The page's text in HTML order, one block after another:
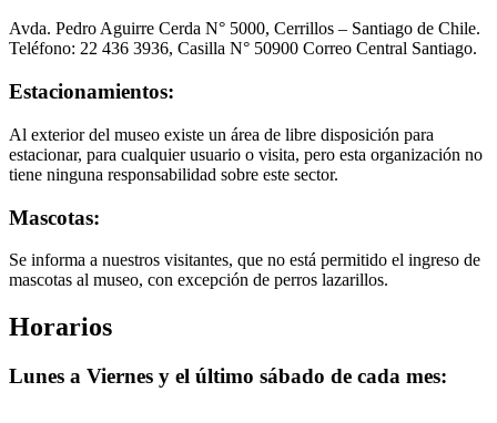
Avda. Pedro Aguirre Cerda N° 5000, Cerrillos – Santiago de Chile.
Teléfono: 22 436 3936, Casilla N° 50900 Correo Central Santiago.
Estacionamientos:
Al exterior del museo existe un área de libre disposición para
estacionar, para cualquier usuario o visita, pero esta organización no
tiene ninguna responsabilidad sobre este sector.
Mascotas:
Se informa a nuestros visitantes, que no está permitido el ingreso de
mascotas al museo, con excepción de perros lazarillos.
Horarios
Lunes a Viernes y el último sábado de cada mes: